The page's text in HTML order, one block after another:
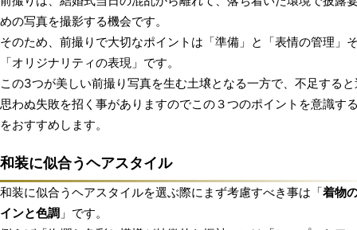
めの写真を撮影する機会です。
そのため、前撮りで大切なポイントは「準備」と「表情の管理」
「オリジナリティの表現」です。
この3つが美しい前撮り写真を生む土壌となる一方で、不足する
思わぬ失敗を招く事がありますのでこの３つのポイントを意識す
をおすすめします。
和装に似合うヘアスタイル
和装に似合うヘアスタイルを選ぶ際にまず考慮すべき事は「着物
インと色調 」です。